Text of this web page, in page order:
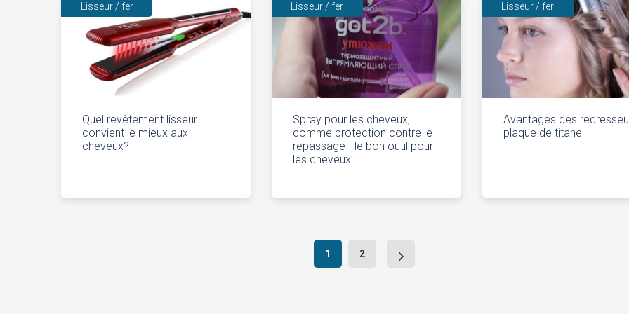
Lisseur / fer
Quel revêtement lisseur
convient le mieux aux
cheveux?
Lisseur / fer
Spray pour les cheveux,
comme protection contre le
repassage - le bon outil pour
les cheveux.
Lisseur / fer
Avantages des
plaque de titane
1 2